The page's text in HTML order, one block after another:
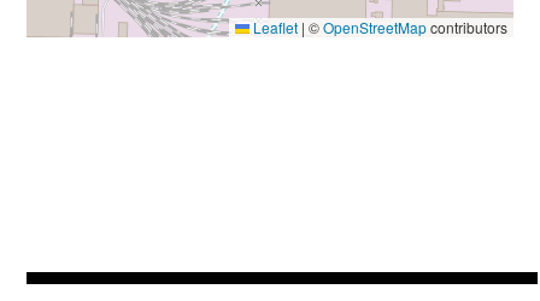
Leaflet | ©OpenStreetMapcontributors